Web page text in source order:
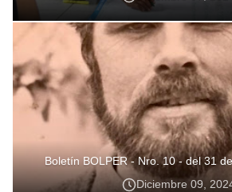
Boletín BOLPER - Nro. 10 - del 31
Diciembre 09,